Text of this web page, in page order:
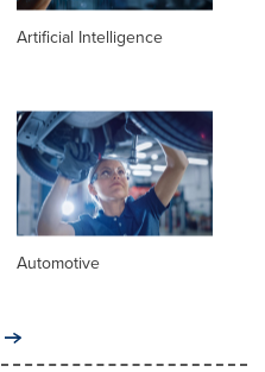
Artificial Intelligence
Automotive